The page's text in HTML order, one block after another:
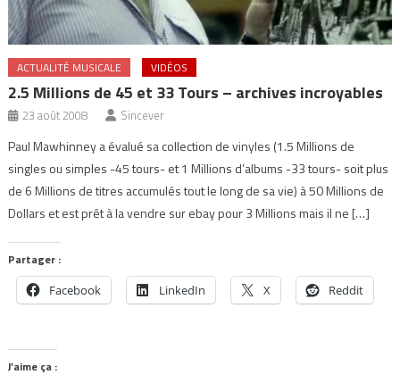
ACTUALITÉ MUSICALE VIDÉOS
2.5 Millions de 45 et 33 Tours – archives incroyables
23 août 2008 Sincever
Paul Mawhinney a évalué sa collection de vinyles (1.5 Millions de
singles ou simples -45 tours- et 1 Millions d’albums -33 tours- soit plus
de 6 Millions de titres accumulés tout le long de sa vie) à 50 Millions de
Dollars et est prêt à la vendre sur ebay pour 3 Millions mais il ne […]
Partager :
Facebook LinkedIn X Reddit
J’aime ça :